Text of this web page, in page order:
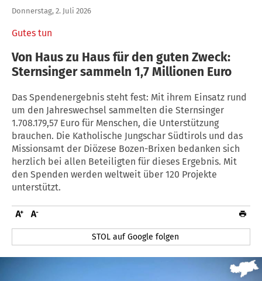
Gutes tun
Donnerstag, 2. Juli 2026
Von Haus zu Haus für den guten Zweck:
Sternsinger sammeln 1,7 Millionen Euro
Das Spendenergebnis steht fest: Mit ihrem Einsatz rund
um den Jahreswechsel sammelten die Sternsinger
1.708.179,57 Euro für Menschen, die Unterstützung
brauchen. Die Katholische Jungschar Südtirols und das
Missionsamt der Diözese Bozen-Brixen bedanken sich
herzlich bei allen Beteiligten für dieses Ergebnis. Mit
den Spenden werden weltweit über 120 Projekte
unterstützt.
STOL auf Google folgen